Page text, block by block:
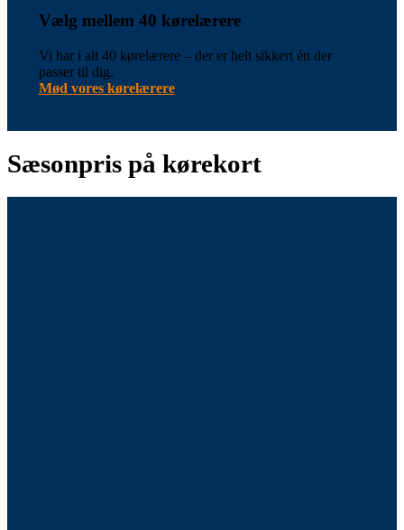
Vælg mellem 40 kørelærere
Vi har i alt 40 kørelærere – der er helt sikkert én der
passer til dig.
Mød vores kørelærere
Sæsonpris på kørekort